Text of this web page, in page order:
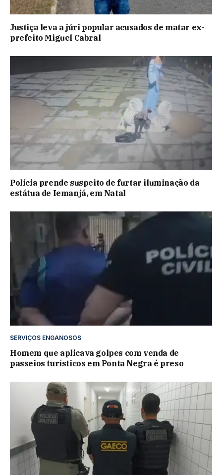
Justiça leva a júri popular acusados de matar ex-
prefeito Miguel Cabral
Polícia prende suspeito de furtar iluminação da
estátua de Iemanjá, em Natal
SERVIÇOS ENGANOSOS
Homem que aplicava golpes com venda de
passeios turísticos em Ponta Negra é preso